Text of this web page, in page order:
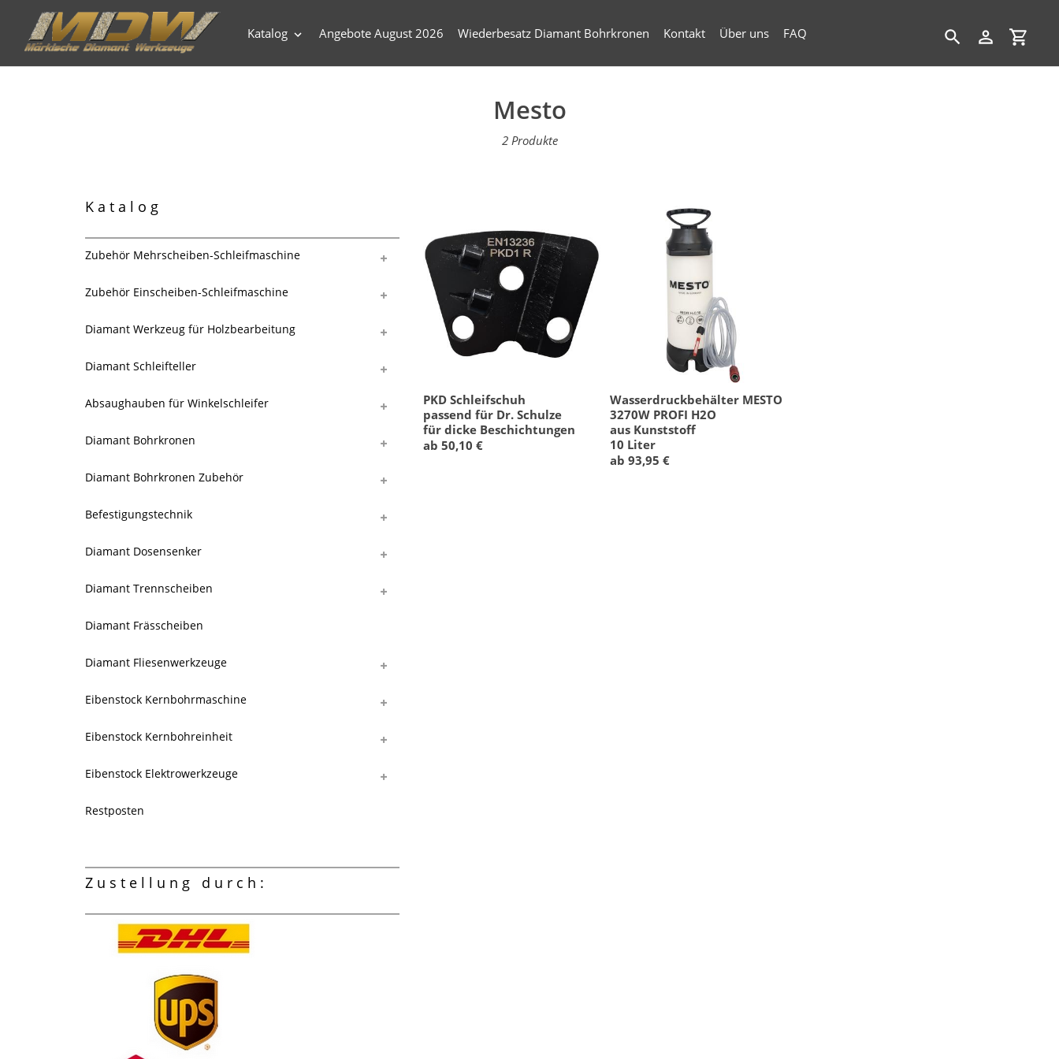
Inhalt
Katalog Angebote August 2026 Wiederbesatz Diamant Bohrkronen Kontakt Über uns FAQ
SuchenEinloggen
S
a
l
u
n
:
Mesto
2 Produkte
Katalog
Zubehör Mehrscheiben-Schleifmaschine
Zubehör Einscheiben-Schleifmaschine
Diamant Werkzeug für Holzbearbeitung
Diamant Schleifteller
Absaughauben für Winkelschleifer
Diamant Bohrkronen
Diamant Bohrkronen Zubehör
Befestigungstechnik
Diamant Dosensenker
Diamant Trennscheiben
Diamant Frässcheiben
Diamant Fliesenwerkzeuge
Eibenstock Kernbohrmaschine
Eibenstock Kernbohreinheit
Eibenstock Elektrowerkzeuge
Restposten
Zustellung durch:
PKD Schleifschuh
passend für Dr. Schulze
für dicke Beschichtungen
ab 50,10 €
Wasserdruckbehälter MESTO
3270W PROFI H2O
aus Kunststoff
10 Liter
ab 93,95 €